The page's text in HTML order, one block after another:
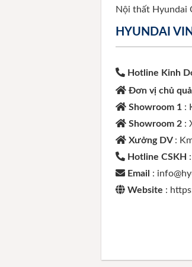
Nội thất Hyundai
HYUNDAI
Hotline Kinh
Đơn vị chủ
Showroom 1 :
Showroom 2 :
Xưởng DV :
Hotline CSKH
Email :
Website :